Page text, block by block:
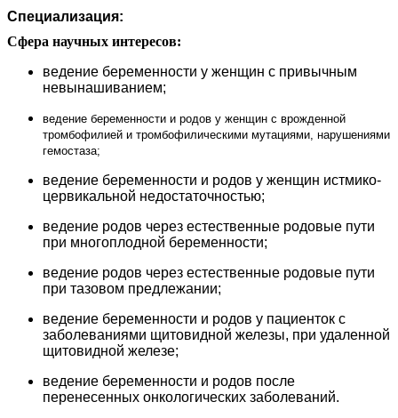
Специализация:
Сфера научных интересов:
ведение беременности у женщин с привычным
невынашиванием;
ведение беременности и родов у женщин с врожденной
тромбофилией и тромбофилическими мутациями, нарушениями
гемостаза;
ведение беременности и родов у женщин истмико-
цервикальной недостаточностью;
ведение родов через естественные родовые пути
при многоплодной беременности;
ведение родов через естественные родовые пути
при тазовом предлежании;
ведение беременности и родов у пациенток с
заболеваниями щитовидной железы, при удаленной
щитовидной железе;
ведение беременности и родов после
перенесенных онкологических заболеваний.